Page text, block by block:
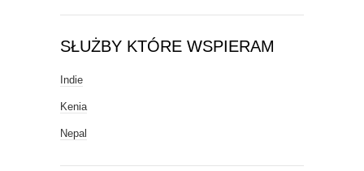
SŁUŻBY KTÓRE WSPIERAM
Indie
Kenia
Nepal